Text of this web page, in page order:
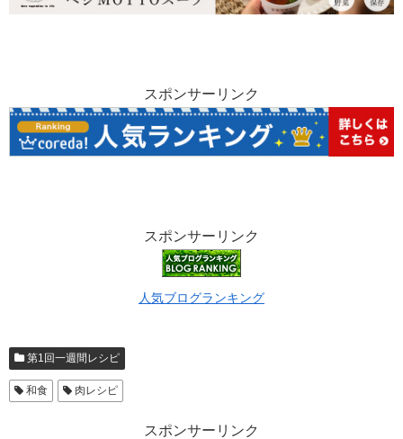
スポンサーリンク
スポンサーリンク
人気ブログランキング
第1回一週間レシピ
和食 肉レシピ
スポンサーリンク